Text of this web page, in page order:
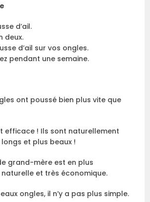
d’ail.
deux.
d’ail sur vos ongles.
pendant une semaine.
ont poussé bien plus vite que
efficace ! Ils sont naturellement
et plus beaux !
grand-mère est en plus
et très économique.
ongles, il n’y a pas plus simple.